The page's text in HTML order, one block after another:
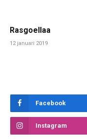
Rasgoellaa
12 januari 2019
Facebook
Instagram